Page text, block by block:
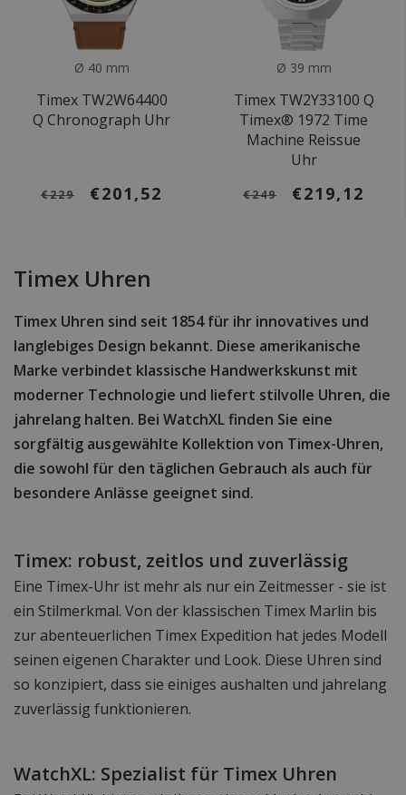
Ø 40 mm
Timex TW2W64400
Q Chronograph Uhr
€229 €201,52
Ø 39 mm
Timex TW2Y33100 Q
Timex® 1972 Time
Machine Reissue
Uhr
€249 €219,12
Timex Uhren
Timex Uhren sind seit 1854 für ihr innovatives und
langlebiges Design bekannt. Diese amerikanische
Marke verbindet klassische Handwerkskunst mit
moderner Technologie und liefert stilvolle Uhren, die
jahrelang halten. Bei WatchXL finden Sie eine
sorgfältig ausgewählte Kollektion von Timex-Uhren,
die sowohl für den täglichen Gebrauch als auch für
besondere Anlässe geeignet sind.
Timex: robust, zeitlos und zuverlässig
Eine Timex-Uhr ist mehr als nur ein Zeitmesser - sie ist
ein Stilmerkmal. Von der klassischen Timex Marlin bis
zur abenteuerlichen Timex Expedition hat jedes Modell
seinen eigenen Charakter und Look. Diese Uhren sind
so konzipiert, dass sie einiges aushalten und jahrelang
zuverlässig funktionieren.
WatchXL: Spezialist für Timex Uhren